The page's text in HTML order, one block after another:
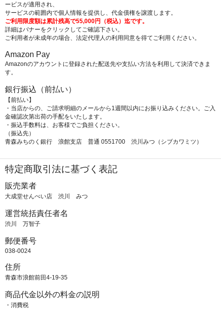
ービスが適用され、
サービスの範囲内で個人情報を提供し、代金債権を譲渡します。
ご利用限度額は累計残高で55,000円（税込）迄です。
詳細はバナーをクリックしてご確認下さい。
ご利用者が未成年の場合、法定代理人の利用同意を得てご利用ください。
Amazon Pay
Amazonのアカウントに登録された配送先や支払い方法を利用して決済できま
す。
銀行振込（前払い）
【前払い】
・当店からの、ご請求明細のメールから1週間以内にお振り込みください。ご入
金確認次第出荷の手配をいたします。
・振込手数料は、お客様でご負担ください。
（振込先）
青森みちのく銀行 浪館支店 普通 0551700 渋川みつ（シブカワミツ）
特定商取引法に基づく表記
販売業者
大成堂せんべい店 渋川 みつ
運営統括責任者名
渋川 万智子
郵便番号
038-0024
住所
青森市浪館前田4-19-35
商品代金以外の料金の説明
・消費税